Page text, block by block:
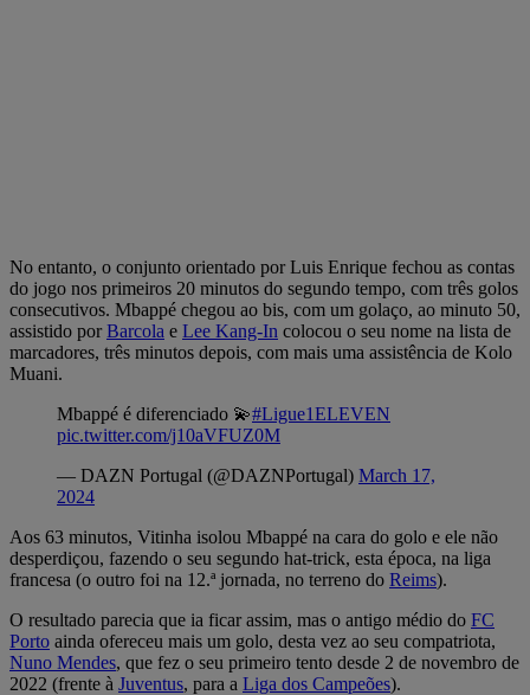
No entanto, o conjunto orientado por Luis Enrique fechou as contas
do jogo nos primeiros 20 minutos do segundo tempo, com três golos
consecutivos. Mbappé chegou ao bis, com um golaço, ao minuto 50,
assistido porBarcola e Lee Kang-In colocou o seu nome na lista de
marcadores, três minutos depois, com mais uma assistência de Kolo
Muani.
Mbappé é diferenciado 💫#Ligue1ELEVEN
pic.twitter.com/j10aVFUZ0M
— DAZN Portugal (@DAZNPortugal) March 17,
2024
Aos 63 minutos, Vitinha isolou Mbappé na cara do golo e ele não
desperdiçou, fazendo o seu segundo hat-trick, esta época, na liga
francesa (o outro foi na 12.ª jornada, no terreno do Reims).
O resultado parecia que ia ficar assim, mas o antigo médio do FC
Porto ainda ofereceu mais um golo, desta vez ao seu compatriota,
Nuno Mendes, que fez o seu primeiro tento desde 2 de novembro de
2022 (frente à Juventus, para a Liga dos Campeões).